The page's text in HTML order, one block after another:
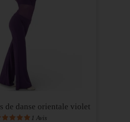
de danse orientale violet
1 Avis